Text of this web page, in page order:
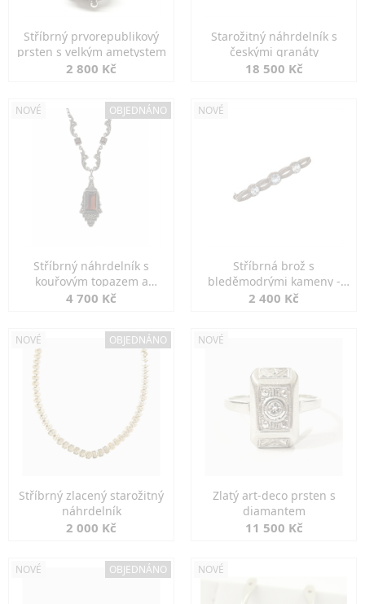
Stříbrný prvorepublikový
prsten s velkým ametystem
2 800 Kč
Starožitný náhrdelník s
českými granáty
18 500 Kč
NOVÉ OBJEDNÁNO
Stříbrný náhrdelník s
kouřovým topazem a
markazity
4 700 Kč
NOVÉ
Stříbrná brož s
bleděmodrými kameny -
jemná elegance
2 400 Kč
NOVÉ OBJEDNÁNO
Stříbrný zlacený starožitný
náhrdelník
2 000 Kč
NOVÉ
Zlatý art-deco prsten s
diamantem
11 500 Kč
NOVÉ OBJEDNÁNO NOVÉ